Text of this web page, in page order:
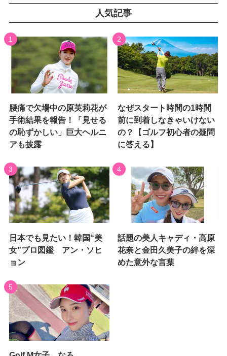
人気記事
腰痛で欠場中の原英莉花が
手術結果を報告！「見せる
の恥ずかしい」巨大ヘルニ
アも披露
なぜスタート時間の1時間
前に到着しなきゃいけない
の？【ゴルフ初心者の疑問
に答える】
日本でも見たい！韓国“美
女”プロ図鑑 アン・ソヒ
ョン
話題の美人キャディ・高原
花奈と金田久美子の絆を深
めた意外な言葉